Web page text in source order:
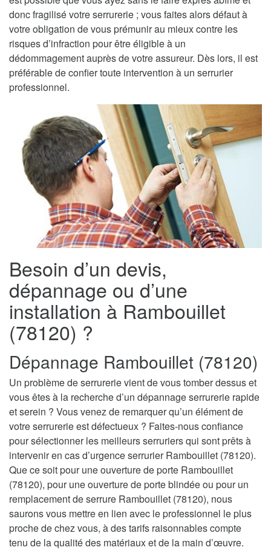
donc fragilisé votre serrurerie ; vous faites alors défaut à
votre obligation de vous prémunir au mieux contre les
risques d’infraction pour être éligible à un
dédommagement auprès de votre assureur. Dès lors, il est
préférable de confier toute intervention à un serrurier
professionnel.
Besoin d’un devis,
dépannage ou d’une
installation à Rambouillet
(78120) ?
Dépannage Rambouillet (78120)
Un problème de serrurerie vient de vous tomber dessus et
vous êtes à la recherche d’un dépannage serrurerie rapide
et serein ? Vous venez de remarquer qu’un élément de
votre serrurerie est défectueux ? Faites-nous confiance
pour sélectionner les meilleurs serruriers qui sont prêts à
intervenir en cas d’urgence serrurier Rambouillet (78120).
Que ce soit pour une ouverture de porte Rambouillet
(78120), pour une ouverture de porte blindée ou pour un
remplacement de serrure Rambouillet (78120), nous
saurons vous mettre en lien avec le professionnel le plus
proche de chez vous, à des tarifs raisonnables compte
tenu de la qualité des matériaux et de la main d’œuvre.